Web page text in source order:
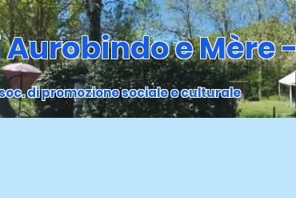
Aurobindo e Mère
di promozione sociale e culturale